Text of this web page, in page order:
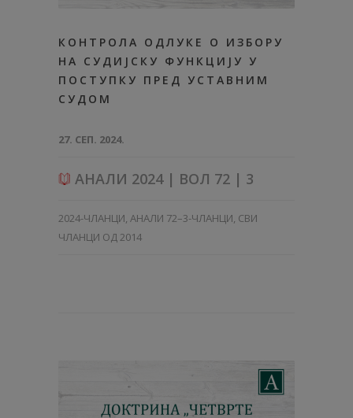
КОНТРОЛА ОДЛУКE О ИЗБОРУ
НА СУДИЈСКУ ФУНКЦИЈУ У
ПОСТУПКУ ПРЕД УСТАВНИМ
СУДОМ
27. СЕП. 2024.
АНАЛИ 2024 | ВОЛ 72 | 3
2024-ЧЛАНЦИ, АНАЛИ 72–3-ЧЛАНЦИ, СВИ
ЧЛАНЦИ ОД 2014